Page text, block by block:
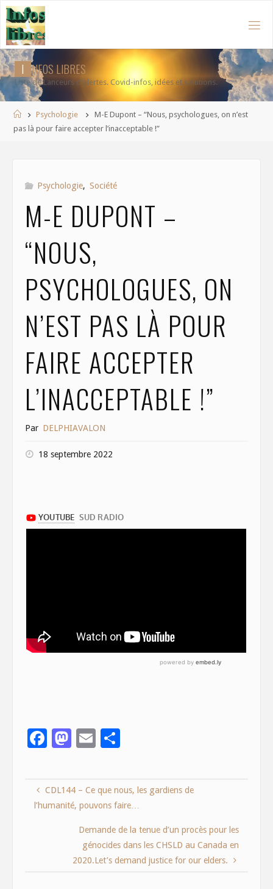
Aller
au
contenu
I NFOSLIBRES
Liste de Lanceurs d'alertes. Covid-infos, idées et solutions.
AccueilPsychologie
M-E Dupont – “Nous, psychologues, on n’est
pas là pour faire accepter l’inacceptable !”
Psychologie, Société
M-E DUPONT –
“NOUS,
PSYCHOLOGUES, ON
N’EST PAS LÀ POUR
FAIRE ACCEPTER
L’INACCEPTABLE !”
Par DELPHIAVALON
18 septembre 2022
F
b
M
d
o
n
E
l
e
CDL144 – Ce que nous, les gardiens de
l’humanité, pouvons faire…
Demande de la tenue d’un procès pour les
génocides dans les CHSLD au Canada en
2020.Let’s demand justice for our elders.